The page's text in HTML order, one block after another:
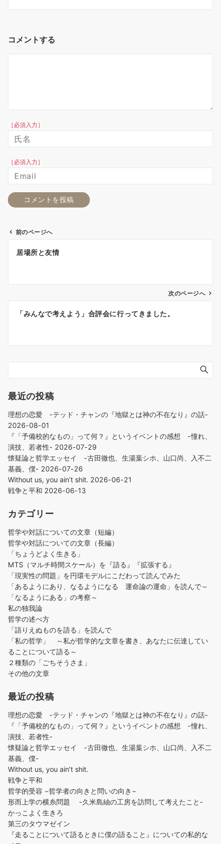
コメントする
［必須入力］
［必須入力］
ン
前のページへ
居場所と友情
次のページへ
「みんなで考えよう」合評会に行ってきました。
最近の投稿
理想の恋愛 -テッド・チャンの『地獄とは神の不在なり』の話-
2026-08-01
『「予備校的なもの」って何？』というイベントの感想 -憧れ、
演技、若者性- 2026-07-29
懐疑論と哲学エッセイ -古田徹也、生湯葉シホ、山口尚、入不二
基義、僕- 2026-07-26
Without us, you ain’t shit. 2026-06-21
戦争と平和 2026-06-13
カテゴリー
哲学や対話についての文章（短編）
哲学や対話についての文章（長編）
「ちょうどよく生きる」
MTS（マルチ時間スケール）を『語る』『拡張する』
「現実性の問題」を円環モデルにこだわって読んでみた
「あるようにあり、なるようになる 運命論の運命」を読んで～
「なるようにある」の考察～
私の独我論
哲学の述べ方
「語りえぬものを語る」を読んで
「私の哲学」 ～私が哲学的な文章を書き、あなたに伝達してい
ることについて語る～
２種類の「ごちそうさま」
その他の文章
最近の投稿
理想の恋愛 -テッド・チャンの『地獄とは神の不在なり』の話-
『「予備校的なもの」って何？』というイベントの感想 -憧れ、
演技、若者性-
懐疑論と哲学エッセイ -古田徹也、生湯葉シホ、山口尚、入不二
基義、僕-
Without us, you ain’t shit.
戦争と平和
哲学的受容 −哲学者の向きと問いの向き−
形而上学の横糸問題 -久米島紬の工房を訪問して考えたこと-
かっこよく生きろ
第三のタウマゼイン
『走ることについて語るときに僕の語ること』についての私的な